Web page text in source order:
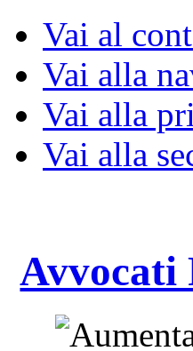
Vai al
Vai alla
Vai alla
Vai alla
Avvocati